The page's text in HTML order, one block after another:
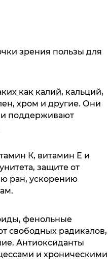
зрения пользы для
как калий, кальций,
хром и другие. Они
и поддерживают
К, витамин Е и
защите от
ран, ускорению
фенольные
свободных радикалов,
Антиоксиданты
и хроническими